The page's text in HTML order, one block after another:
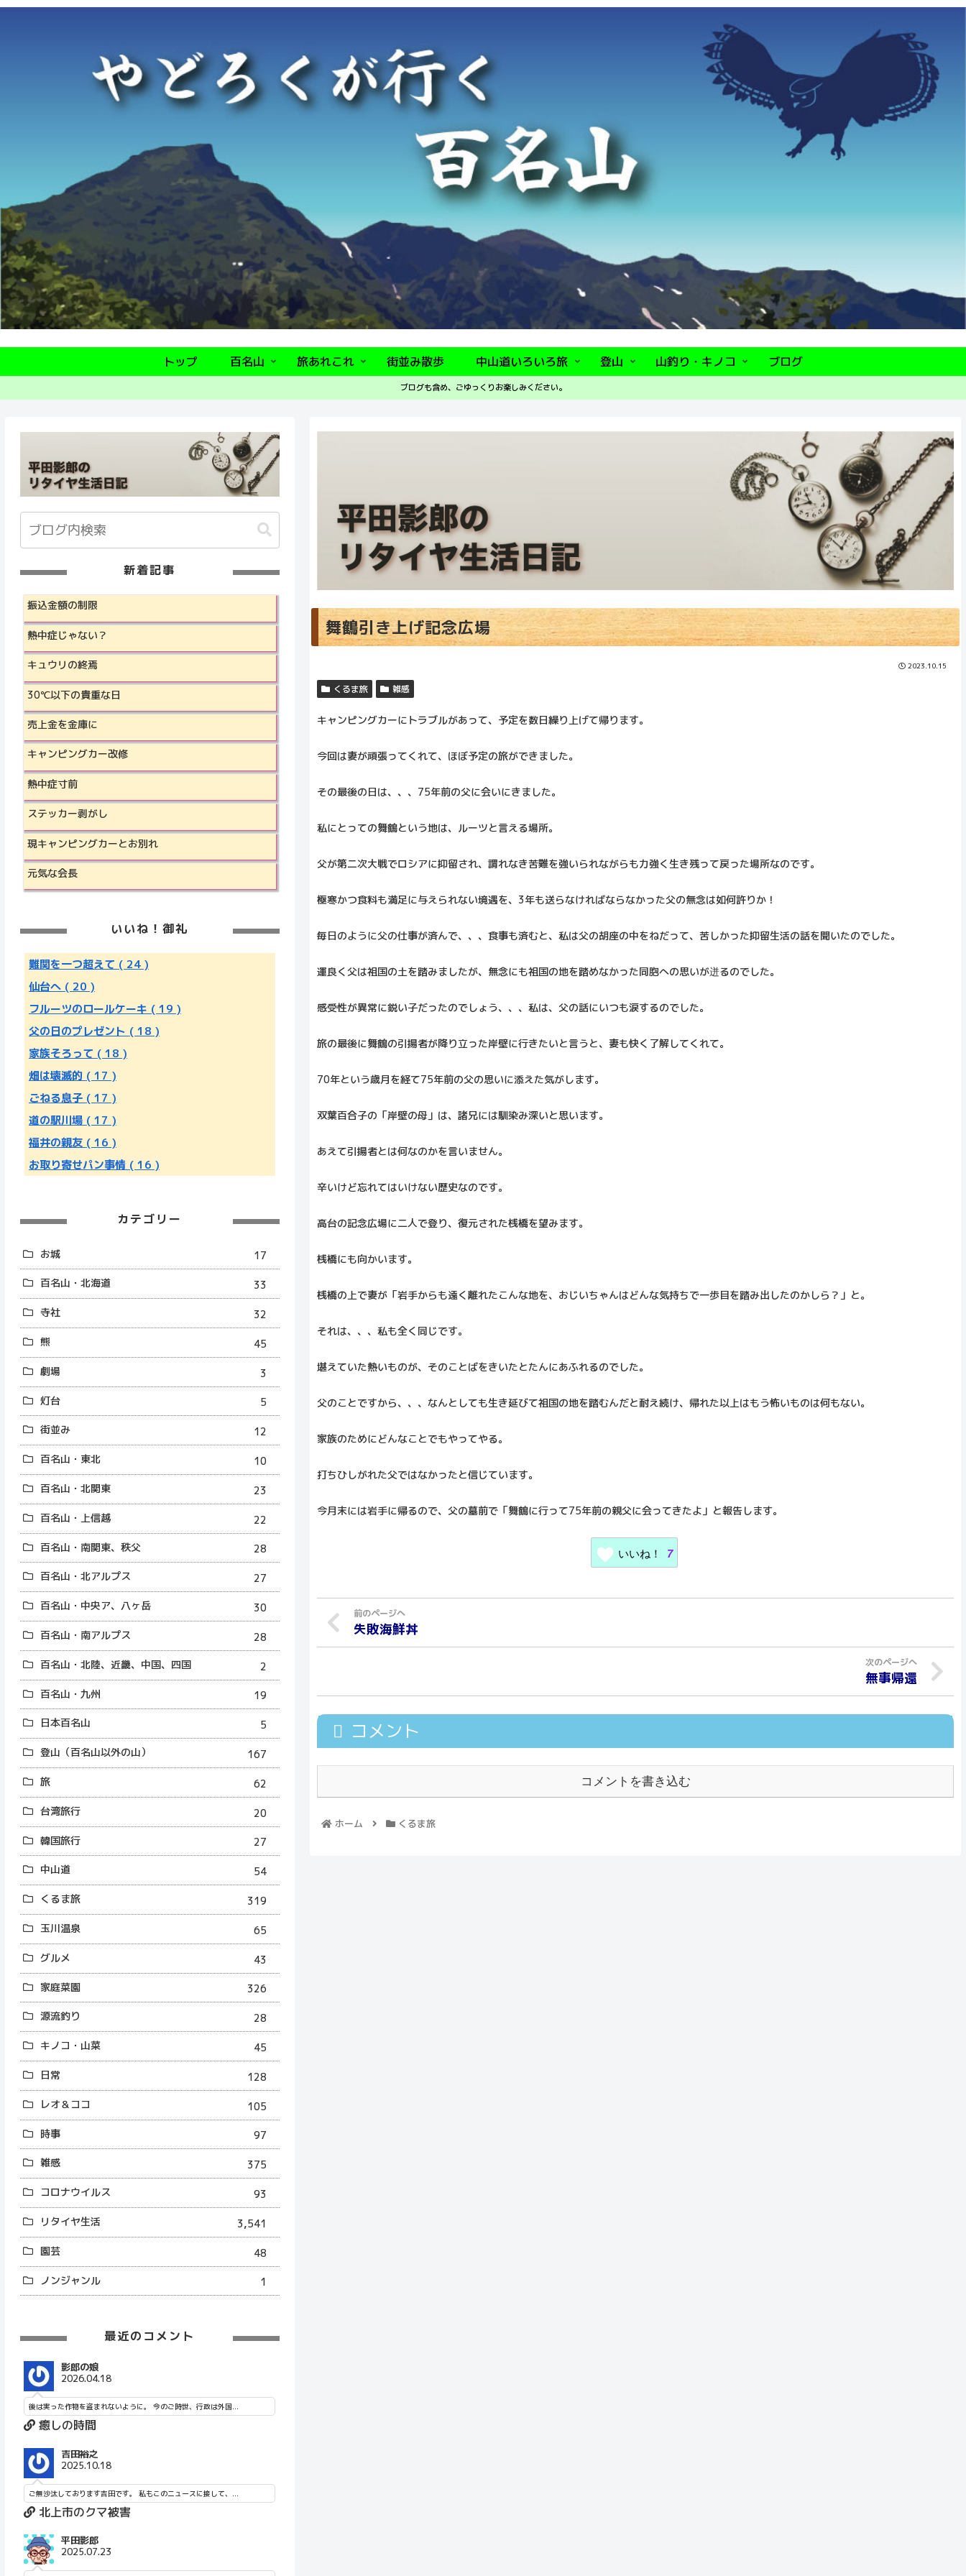
トップ 百名山 旅あれこれ 街並み散歩 中山道いろいろ旅 登山 山釣り・キノコ ブログ
ブログも含め、ごゆっくりお楽しみください。
舞鶴引き上げ記念広場
2023.10.15
くるま旅 雑感
キャンピングカーにトラブルがあって、予定を数日繰り上げて帰ります。
今回は妻が頑張ってくれて、ほぼ予定の旅ができました。
その最後の日は、、、75年前の父に会いにきました。
私にとっての舞鶴という地は、ルーツと言える場所。
父が第二次大戦でロシアに抑留され、謂れなき苦難を強いられながらも力強く生き残って戻った場所なのです。
極寒かつ食料も満足に与えられない境遇を、3年も送らなければならなかった父の無念は如何許りか！
毎日のように父の仕事が済んで、、、食事も済むと、私は父の胡座の中をねだって、苦しかった抑留生活の話を聞いたのでした。
運良く父は祖国の土を踏みましたが、無念にも祖国の地を踏めなかった同胞への思いが迸るのでした。
感受性が異常に鋭い子だったのでしょう、、、私は、父の話にいつも涙するのでした。
旅の最後に舞鶴の引揚者が降り立った岸壁に行きたいと言うと、妻も快く了解してくれて。
70年という歳月を経て75年前の父の思いに添えた気がします。
双葉百合子の「岸壁の母」は、諸兄には馴染み深いと思います。
あえて引揚者とは何なのかを言いません。
辛いけど忘れてはいけない歴史なのです。
高台の記念広場に二人で登り、復元された桟橋を望みます。
桟橋にも向かいます。
桟橋の上で妻が「岩手からも遠く離れたこんな地を、おじいちゃんはどんな気持ちで一歩目を踏み出したのかしら？」と。
それは、、、私も全く同じです。
堪えていた熱いものが、そのことばをきいたとたんにあふれるのでした。
父のことですから、、、なんとしても生き延びて祖国の地を踏むんだと耐え続け、帰れた以上はもう怖いものは何もない。
家族のためにどんなことでもやってやる。
打ちひしがれた父ではなかったと信じています。
今月末には岩手に帰るので、父の墓前で「舞鶴に行って75年前の親父に会ってきたよ」と報告します。
いいね！ 7
失敗海鮮丼
無事帰還
コメント
コメントを書き込む
ホーム くるま旅
新着記事
振込金額の制限
熱中症じゃない？
キュウリの終焉
30℃以下の貴重な日
売上金を金庫に
キャンピングカー改修
熱中症寸前
ステッカー剥がし
現キャンピングカーとお別れ
元気な会長
いいね！御礼
難関を一つ超えて ( 24 )
仙台へ ( 20 )
フルーツのロールケーキ ( 19 )
父の日のプレゼント ( 18 )
家族そろって ( 18 )
畑は壊滅的 ( 17 )
ごねる息子 ( 17 )
道の駅川場 ( 17 )
福井の親友 ( 16 )
お取り寄せパン事情 ( 16 )
カテゴリー
お城
17
百名山・北海道
33
寺社
32
熊
45
劇場
3
灯台
5
街並み
12
百名山・東北
10
百名山・北関東
23
百名山・上信越
22
百名山・南関東、秩父
28
百名山・北アルプス
27
百名山・中央ア、八ヶ岳
30
百名山・南アルプス
28
百名山・北陸、近畿、中国、四国
2
百名山・九州
19
日本百名山
5
登山（百名山以外の山）
167
旅
62
台湾旅行
20
韓国旅行
27
中山道
54
くるま旅
319
玉川温泉
65
グルメ
43
家庭菜園
326
源流釣り
28
キノコ・山菜
45
日常
128
レオ＆ココ
105
時事
97
雑感
375
コロナウイルス
93
リタイヤ生活
3,541
園芸
48
ノンジャンル
1
最近のコメント
影郎の娘
2026.04.18
後は実った作物を盗まれないように。 今のご時世、行政は外国...
癒しの時間
吉田裕之
2025.10.18
ご無沙汰しております吉田です。 私もこのニュースに接して、...
北上市のクマ被害
平田影郎
2025.07.23